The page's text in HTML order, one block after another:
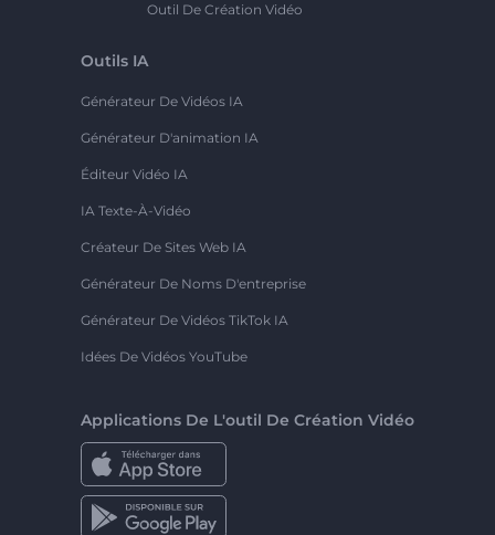
Outil De Création Vidéo
Outils IA
Générateur De Vidéos IA
Générateur D'animation IA
Éditeur Vidéo IA
IA Texte-À-Vidéo
Créateur De Sites Web IA
Générateur De Noms D'entreprise
Générateur De Vidéos TikTok IA
Idées De Vidéos YouTube
Applications De L'outil De Création Vidéo